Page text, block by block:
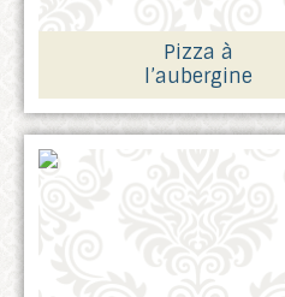
Pizza à
l’aubergine